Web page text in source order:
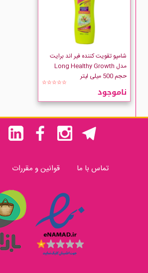
شامپو تقویت کننده فیر اند برایت
مدل Long Healthy Growth
حجم 500 میلی لیتر
☆☆☆☆☆
ناموجود
تماس با ما قوانین و مقررات